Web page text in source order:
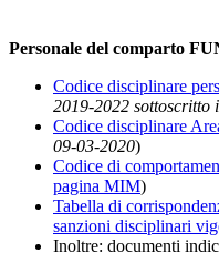
Personale del comparto
Codice disciplinare
2019-2022 sottoscritto
Codice disciplinare
09-03-2020)
Codice di
pagina MIM)
Tabella di
sanzioni disciplinari
Inoltre: documenti